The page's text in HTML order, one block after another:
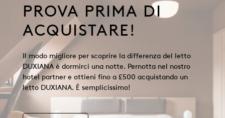
PROVA PRIMA DI
ACQUISTARE!
Il modo migliore per scoprire la differenza del letto
DUXIANA è dormirci una notte. Pernotta nel nostro
hotel partner e ottieni fino a £500 acquistando un
letto DUXIANA. È semplicissimo!